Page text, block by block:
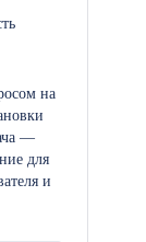
1
на
—
для
и